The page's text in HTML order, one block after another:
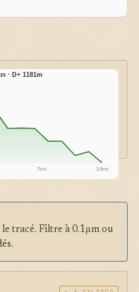
7km 10km
· D+ 1181m
tracé. Filtre à 0.1μm ou